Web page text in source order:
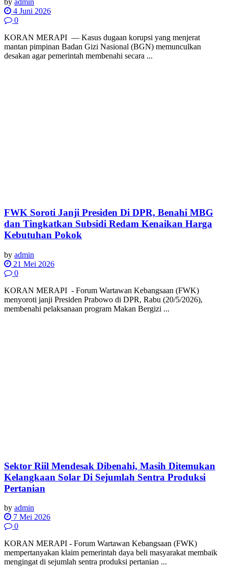
4 Juni 2026
0
KORAN MERAPI — Kasus dugaan korupsi yang menjerat
mantan pimpinan Badan Gizi Nasional (BGN) memunculkan
desakan agar pemerintah membenahi secara ...
FWK Soroti Janji Presiden Di DPR, Benahi MBG
dan Tingkatkan Subsidi Redam Kenaikan Harga
Kebutuhan Pokok
by admin
21 Mei 2026
0
KORAN MERAPI - Forum Wartawan Kebangsaan (FWK)
menyoroti janji Presiden Prabowo di DPR, Rabu (20/5/2026),
membenahi pelaksanaan program Makan Bergizi ...
Sektor Riil Mendesak Dibenahi, Masih Ditemukan
Kelangkaan Solar Di Sejumlah Sentra Produksi
Pertanian
by admin
7 Mei 2026
0
KORAN MERAPI - Forum Wartawan Kebangsaan (FWK)
mempertanyakan klaim pemerintah daya beli masyarakat membaik
mengingat di sejumlah sentra produksi pertanian ...